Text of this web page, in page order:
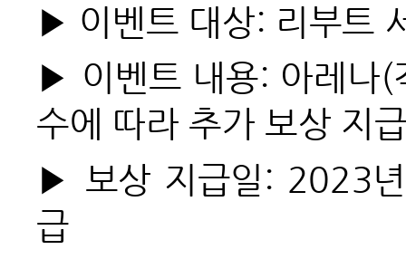
▶ 이벤트 대상: 리부트
▶ 이벤트 내용: 아레나(
수에 따라 추가 보상 지
▶ 보상 지급일: 2023
급